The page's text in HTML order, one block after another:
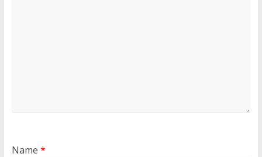
Name *